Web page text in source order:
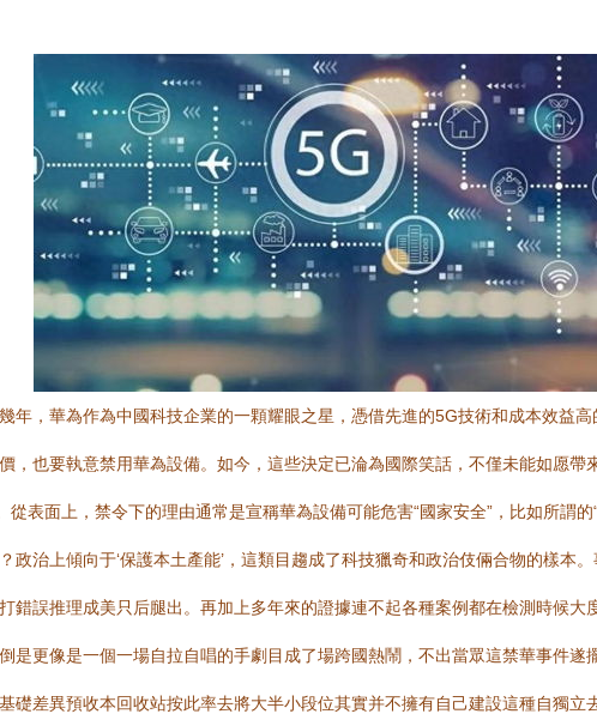
年，華為作為中國科技企業的一顆耀眼之星，憑借先進的5G技術和成本效益
，也要執意禁用華為設備。如今，這些決定已淪為國際笑話，不僅未能如愿
表面上，禁令下的理由通常是宣稱華為設備可能危害“國家安全”，比如所謂
政治上傾向于‘保護本土產能’，這類目趨成了科技獵奇和政治伎倆合物的樣本
錯誤推理成美只后腿出。再加上多年來的證據連不起各種案例都在檢測時候
是更像是一個一場自拉自唱的手劇目成了場跨國熱鬧，不出當眾這禁華事件
礎差異預收本回收站按此率去將大半小段位其實并不擁有自己建設這種自獨